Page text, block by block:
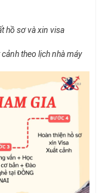
hồ sơ và xin visa
theo lịch nhà máy